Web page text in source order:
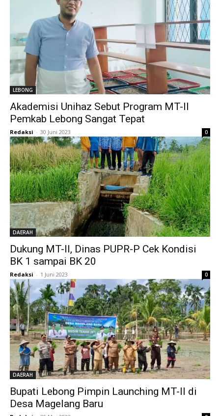
LEBONG
Akademisi Unihaz Sebut Program MT-II
Pemkab Lebong Sangat Tepat
Redaksi - 30 Juni 2023 0
DAERAH
Dukung MT-II, Dinas PUPR-P Cek Kondisi
BK 1 sampai BK 20
Redaksi - 1 Juni 2023 0
DAERAH
Bupati Lebong Pimpin Launching MT-II di
Desa Magelang Baru